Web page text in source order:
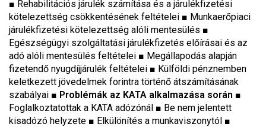
■ Rehabilitációs járulék számítása és a járulékfizetési
kötelezettség csökkentésének feltételei ■ Munkaerőpiaci
járulékfizetési kötelezettség alóli mentesülés ■
Egészségügyi szolgáltatási járulékfizetés előírásai és az
adó alóli mentesülés feltételei ■ Megállapodás alapján
fizetendő nyugdíjjárulék feltételei ■ Külföldi pénznemben
keletkezett jövedelmek forintra történő átszámításának
szabályai ■ Problémák az KATA alkalmazása során ■
Foglalkoztatottak a KATA adózónál ■ Be nem jelentett
kisadózó helyzete ■ Elkülönítés a munkaviszonytól ■